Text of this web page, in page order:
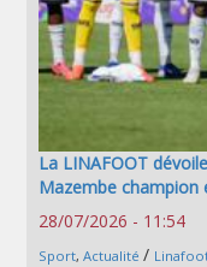
La LINAFOOT
Mazembe champion
28/07/2026 - 11:54
Sport, Actualité /